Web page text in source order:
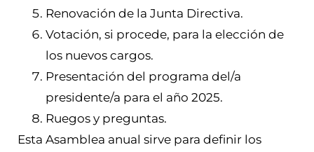
Renovación de la Junta Directiva.
Votación, si procede, para la elección de
los nuevos cargos.
Presentación del programa del/a
presidente/a para el año 2025.
Ruegos y preguntas.
Esta Asamblea anual sirve para definir los